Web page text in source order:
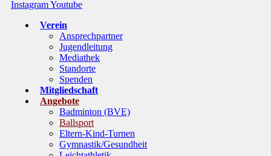
InstagramYoutube
Verein
Ansprechpartner
Jugendleitung
Mediathek
Standorte
Spenden
Mitgliedschaft
Angebote
Badminton (BVE)
Ballsport
Eltern-Kind-Turnen
Gymnastik/Gesundheit